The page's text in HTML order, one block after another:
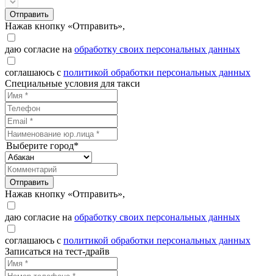
Отправить
Нажав кнопку «Отправить»,
даю согласие на обработку своих персональных данных
соглашаюсь с политикой обработки персональных данных
Специальные условия для такси
Выберите город*
Отправить
Нажав кнопку «Отправить»,
даю согласие на обработку своих персональных данных
соглашаюсь с политикой обработки персональных данных
Записаться на тест-драйв